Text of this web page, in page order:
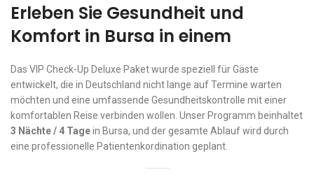
Erleben Sie Gesundheit und
Komfort in Bursa in einem
Das VIP Check-Up Deluxe Paket wurde speziell für Gäste
entwickelt, die in Deutschland nicht lange auf Termine warten
möchten und eine umfassende Gesundheitskontrolle mit einer
komfortablen Reise verbinden wollen. Unser Programm beinhaltet
3 Nächte / 4 Tagein Bursa, und der gesamte Ablauf wird durch
eine professionelle Patientenkordination geplant.